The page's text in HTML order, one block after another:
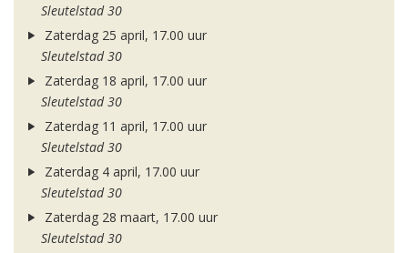
Sleutelstad 30
Zaterdag 25 april, 17.00 uur
Sleutelstad 30
Zaterdag 18 april, 17.00 uur
Sleutelstad 30
Zaterdag 11 april, 17.00 uur
Sleutelstad 30
Zaterdag 4 april, 17.00 uur
Sleutelstad 30
Zaterdag 28 maart, 17.00 uur
Sleutelstad 30